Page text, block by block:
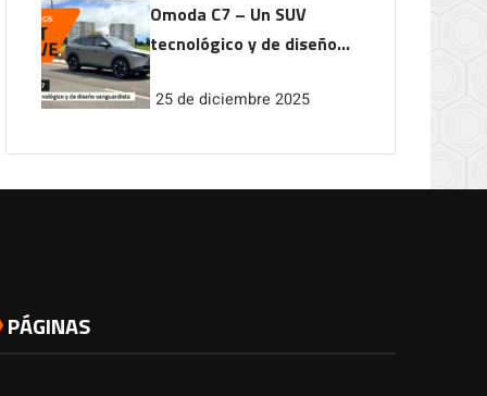
Omoda C7 – Un SUV
tecnológico y de diseño
25 de diciembre 2025
PÁGINAS